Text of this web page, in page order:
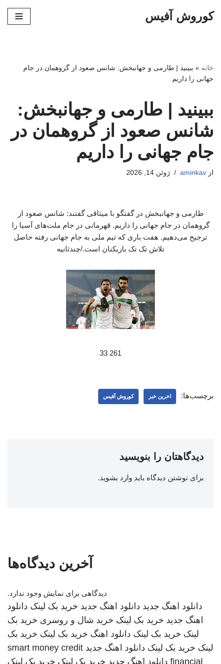
کوروش آفیس
خانه » ببینید | طارمی و جهانبخش: شانس صعود از گروهمان در جام
جهانی را داریم
ببینید | طارمی و جهانبخش:
شانس صعود از گروهمان در
جام جهانی را داریم
از aminkav ژوئن 14, 2026
طارمی و جهانبخش در گفتگو با میثاقی گفتند: شانس صعود از
گروهمان در جام جهانی را داریم. قهرمانی در جام ملت‌های آسیا را
ترجیح می‌دهیم. هفت باری که تیم ملی به جام جهانی رفته حاصل
تلاش تک تک بازیکنان است./چندثانیه
261 33
برچسب‌ها: اخرین خبر کوروش آفیس
دیدگاهتان را بنویسید
برای نوشتن دیدگاه باید وارد بشوید.
آخرین دیدگاه‌ها
دیدگاهی برای نمایش وجود ندارد.
دانلود اهنگ جدید دانلود اهنگ جدید خرید بک لینک دانلود
اهنگ جدید خرید بک لینک خرید شال و روسری خرید بک
لینک خرید بک لینک دانلود اهنگ خرید بک لینک خرید بک
لینک خرید بک لینک دانلود اهنگ جدید smart money credit
financial دانلود اهنگ جدید خرید بک لینک خرید بک لینک